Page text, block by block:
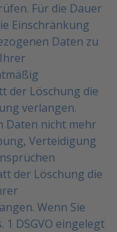
Für die Dauer
Einschränkung
Daten zu
der Löschung die
verlangen.
Daten nicht mehr
Verteidigung
der Löschung die
Wenn Sie
1 DSGVO eingelegt